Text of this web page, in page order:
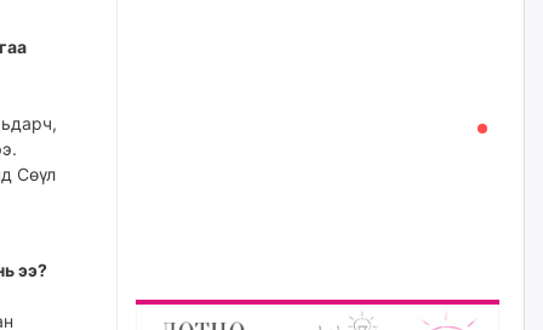
Сөүл
ээ?
Эрэн хайж байна